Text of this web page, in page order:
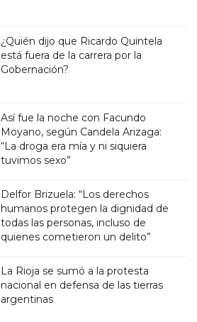
¿Quién dijo que Ricardo Quintela
está fuera de la carrera por la
Gobernación?
Así fue la noche con Facundo
Moyano, según Candela Arizaga:
“La droga era mía y ni siquiera
tuvimos sexo”
Delfor Brizuela: “Los derechos
humanos protegen la dignidad de
todas las personas, incluso de
quienes cometieron un delito”
La Rioja se sumó a la protesta
nacional en defensa de las tierras
argentinas